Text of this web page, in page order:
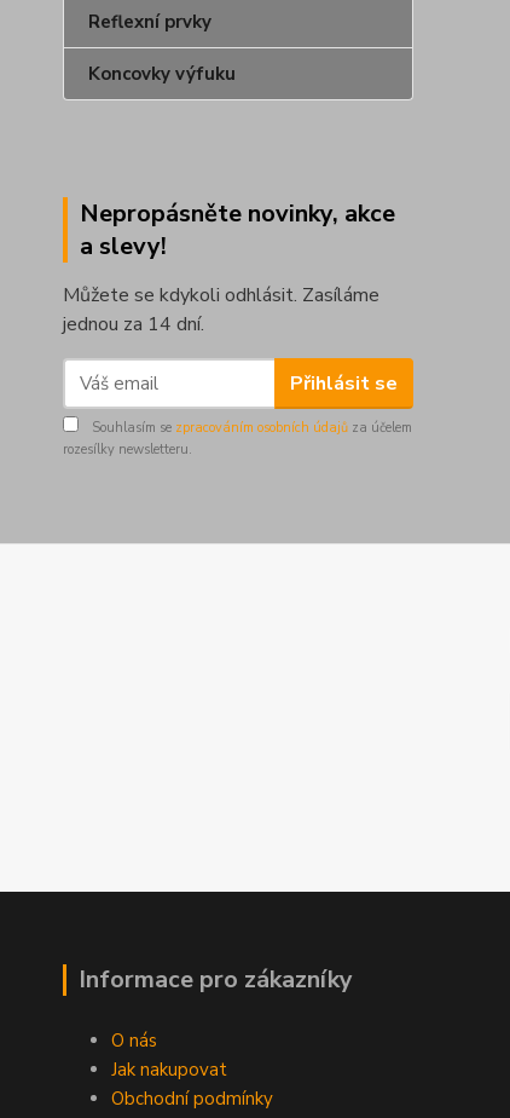
Reflexní prvky
Koncovky výfuku
Nepropásněte novinky, akce
a slevy!
Můžete se kdykoli odhlásit. Zasíláme
jednou za 14 dní.
Přihlásit se
Souhlasím se zpracováním osobních údajů za účelem
rozesílky newsletteru.
Informace pro zákazníky
O nás
Jak nakupovat
Obchodní podmínky